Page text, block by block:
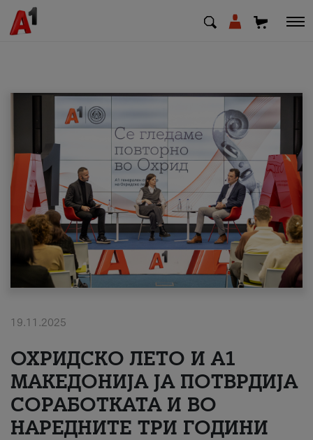
МК SQ
Приватни Деловни
Поддршка
Надополни кредит
#ПодобарОнлајн
19.11.2025
ОХРИДСКО ЛЕТО И A1
МАКЕДОНИЈА ЈА ПОТВРДИЈА
СОРАБОТКАТА И ВО
НАРЕДНИТЕ ТРИ ГОДИНИ